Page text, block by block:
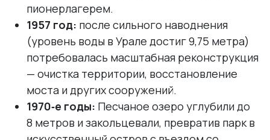
пионерлагерем.
1957 год: после сильного наводнения
(уровень воды в Урале достиг 9,75 метра)
потребовалась масштабная реконструкция
— очистка территории, восстановление
моста и других сооружений.
1970‑е годы: Песчаное озеро углубили до
8 метров и закольцевали, превратив парк в